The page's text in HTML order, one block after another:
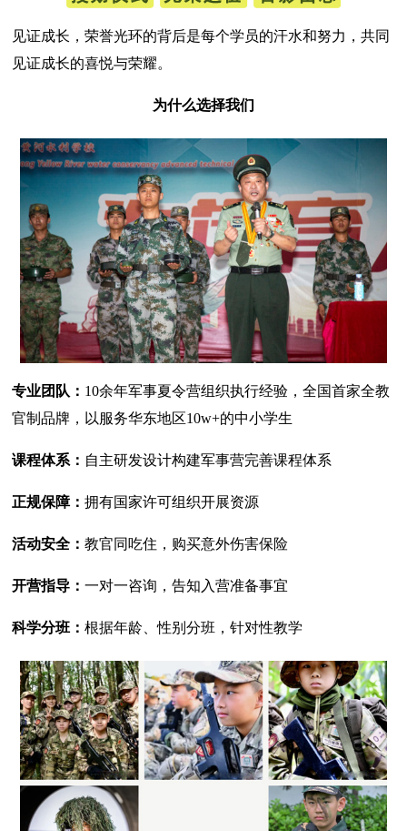
见证成长，荣誉光环的背后是每个学员的汗水和努力，共同
见证成长的喜悦与荣耀。
为什么选择我们
专业团队： 10余年军事夏令营组织执行经验，全国首家全教
官制品牌，以服务华东地区10w+的中小学生
课程体系： 自主研发设计构建军事营完善课程体系
正规保障：拥有国家许可组织开展资源
活动安全：教官同吃住，购买意外伤害保险
开营指导：一对一咨询，告知入营准备事宜
科学分班：根据年龄、性别分班，针对性教学